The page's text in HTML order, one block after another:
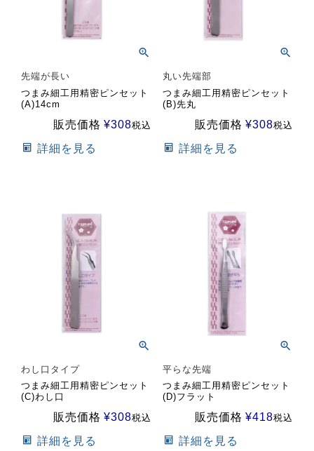
先端が長い
つまみ細工用精密ピンセット
(A)14cm
販売価格 ¥308税込
詳細を見る
丸い先端部
つまみ細工用精密ピンセット
(B)先丸
販売価格 ¥308税込
詳細を見る
わし口タイプ
つまみ細工用精密ピンセット
(C)わし口
販売価格 ¥308税込
詳細を見る
平らな先端
つまみ細工用精密ピンセット
(D)フラット
販売価格 ¥418税込
詳細を見る